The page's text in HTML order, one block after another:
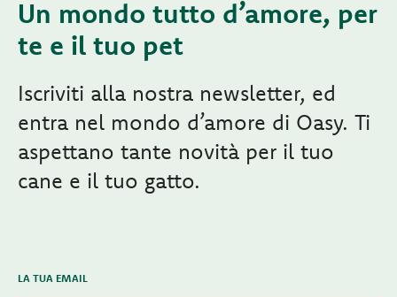
Un mondo tutto d’amore, per
te e il tuo pet
Iscriviti alla nostra newsletter, ed
entra nel mondo d’amore di Oasy. Ti
aspettano tante novità per il tuo
cane e il tuo gatto.
LA TUA EMAIL